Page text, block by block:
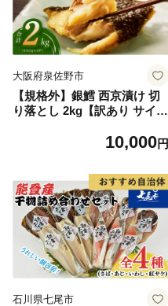
大阪府泉佐野市
【規格外】銀鱈 西京漬け 切
り落とし 2kg【訳あり サイズ
銀だら ぎんだら ギンダラ 海
10,000円
石川県七尾市